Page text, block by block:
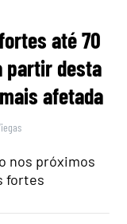
até 70
partir desta
afetada
nos próximos
fortes